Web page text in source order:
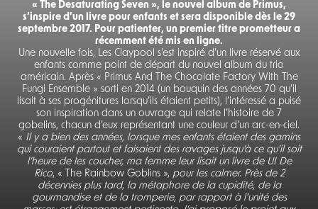
« The Desaturating Seven », le nouvel album de Primus,
s’inspire d’un livre pour enfants et sera disponible dès le 29
septembre 2017. Pour patienter, un premier titre prometteur a
récemment été mis en ligne.
Une nouvelle fois, Les Claypool s’est inspiré d’un livre réservé aux
enfants comme point de départ du nouvel album du trio
américain. Après « Primus And The Chocolate Factory With The
Fungi Ensemble » sorti en 2014 (un bouquin des années 70 qu’il
lisait à ses progénitures lorsqu’ils étaient petits), l’intéressé a puisé
son inspiration dans un ouvrage qui relate l’histoire de 7
gobelins, chacun d’eux représentant une couleur d’un arc-en-ciel.
« Il y a bien des années, lorsque mes enfants étaient des gamins
qui couraient partout et faisaient des ravages jusqu’à ce qu’il soit
l’heure de les coucher, ma femme leur lisait un livre de UI De
Rico, « The Rainbow Goblins », pour les calmer. Près de 2
décennies plus tard, la métaphore de la cupidité, de la
gourmandise et de la tromperie, par rapport à l’unité des